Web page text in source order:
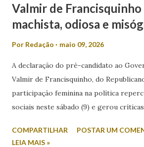
Valmir de Francisquinho
machista, odiosa e
Por Redação maio 09, 2026
A declaração do pré-candidato ao
Valmir de Francisquinho, do
participação feminina na política
sociais neste sábado (9) e gerou
Itabaiana FM, Valmir foi questionado
COMPARTILHAR
POSTAR UM
LEIA MAIS »